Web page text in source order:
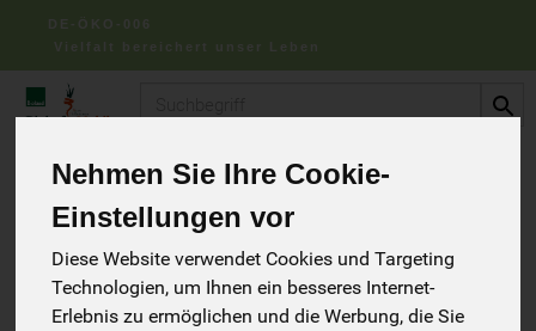
Nehmen Sie Ihre Cookie-
Einstellungen vor
Diese Website verwendet Cookies und Targeting
Technologien, um Ihnen ein besseres Internet-
Erlebnis zu ermöglichen und die Werbung, die Sie
DE-ÖKO-006
Vielfalt bereichert unser Leben
BIOKISTEN 16 von 734